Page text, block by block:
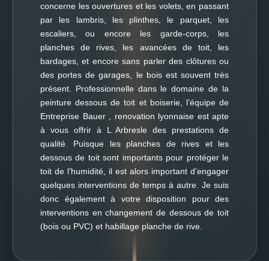
concerne les ouvertures et les volets, en passant
par les lambris, les plinthes, le parquet, les
escaliers, ou encore les garde-corps, les
planches de rives, les avancées de toit, les
bardages, et encore sans parler des clôtures ou
des portes de garages, le bois est souvent très
présent. Professionnelle dans le domaine de la
peinture dessous de toit et boiserie, l’équipe de
Entreprise Bauer , renovation lyonnaise est apte
à vous offrir à L Arbresle des prestations de
qualité. Puisque les planches de rives et les
dessous de toit sont importants pour protéger le
toit de l’humidité, il est alors important d’engager
quelques interventions de temps à autre. Je suis
donc également à votre disposition pour des
interventions en changement de dessous de toit
(bois ou PVC) et habillage planche de rive.